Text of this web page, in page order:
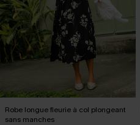
Robe longue fleurie à col plongeant
sans manches